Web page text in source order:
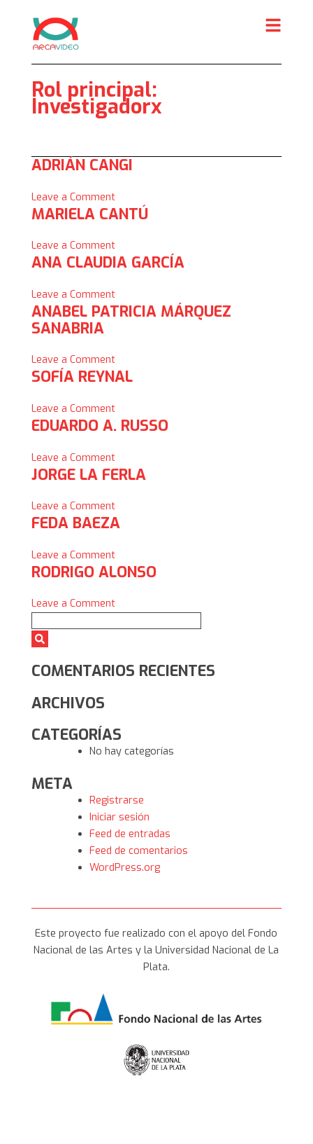
content
Rol principal:
Investigadorx
ADRIÁN CANGI
Leave a Commenton
Adrián
MARIELA CANTÚ
Leave a Commenton
Mariela
ANA CLAUDIA GARCÍA
Leave a Commenton
Ana
ANABEL PATRICIA MÁRQUEZ
SANABRIA
Leave a Commenton
Anabel
Márquez
Sanabria
SOFÍA REYNAL
Leave a Commenton
Sofía
EDUARDO A. RUSSO
Leave a Commenton
Eduardo
Russo
JORGE LA FERLA
Leave a Commenton
Jorge
Ferla
FEDA BAEZA
Leave a Commenton
Feda
RODRIGO ALONSO
Leave a Commenton
COMENTARIOS RECIENTES
ARCHIVOS
CATEGORÍAS
No hay categorías
META
Registrarse
Iniciar sesión
Feed de entradas
Feed de comentarios
WordPress.org
Este proyecto fue realizado con el apoyo del Fondo
Nacional de las Artes y la Universidad Nacional de La
Plata.